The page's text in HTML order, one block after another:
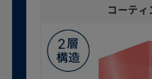
コーテ